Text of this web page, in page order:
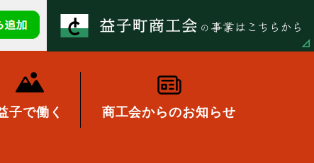
子で働く 商工会からのお知らせ